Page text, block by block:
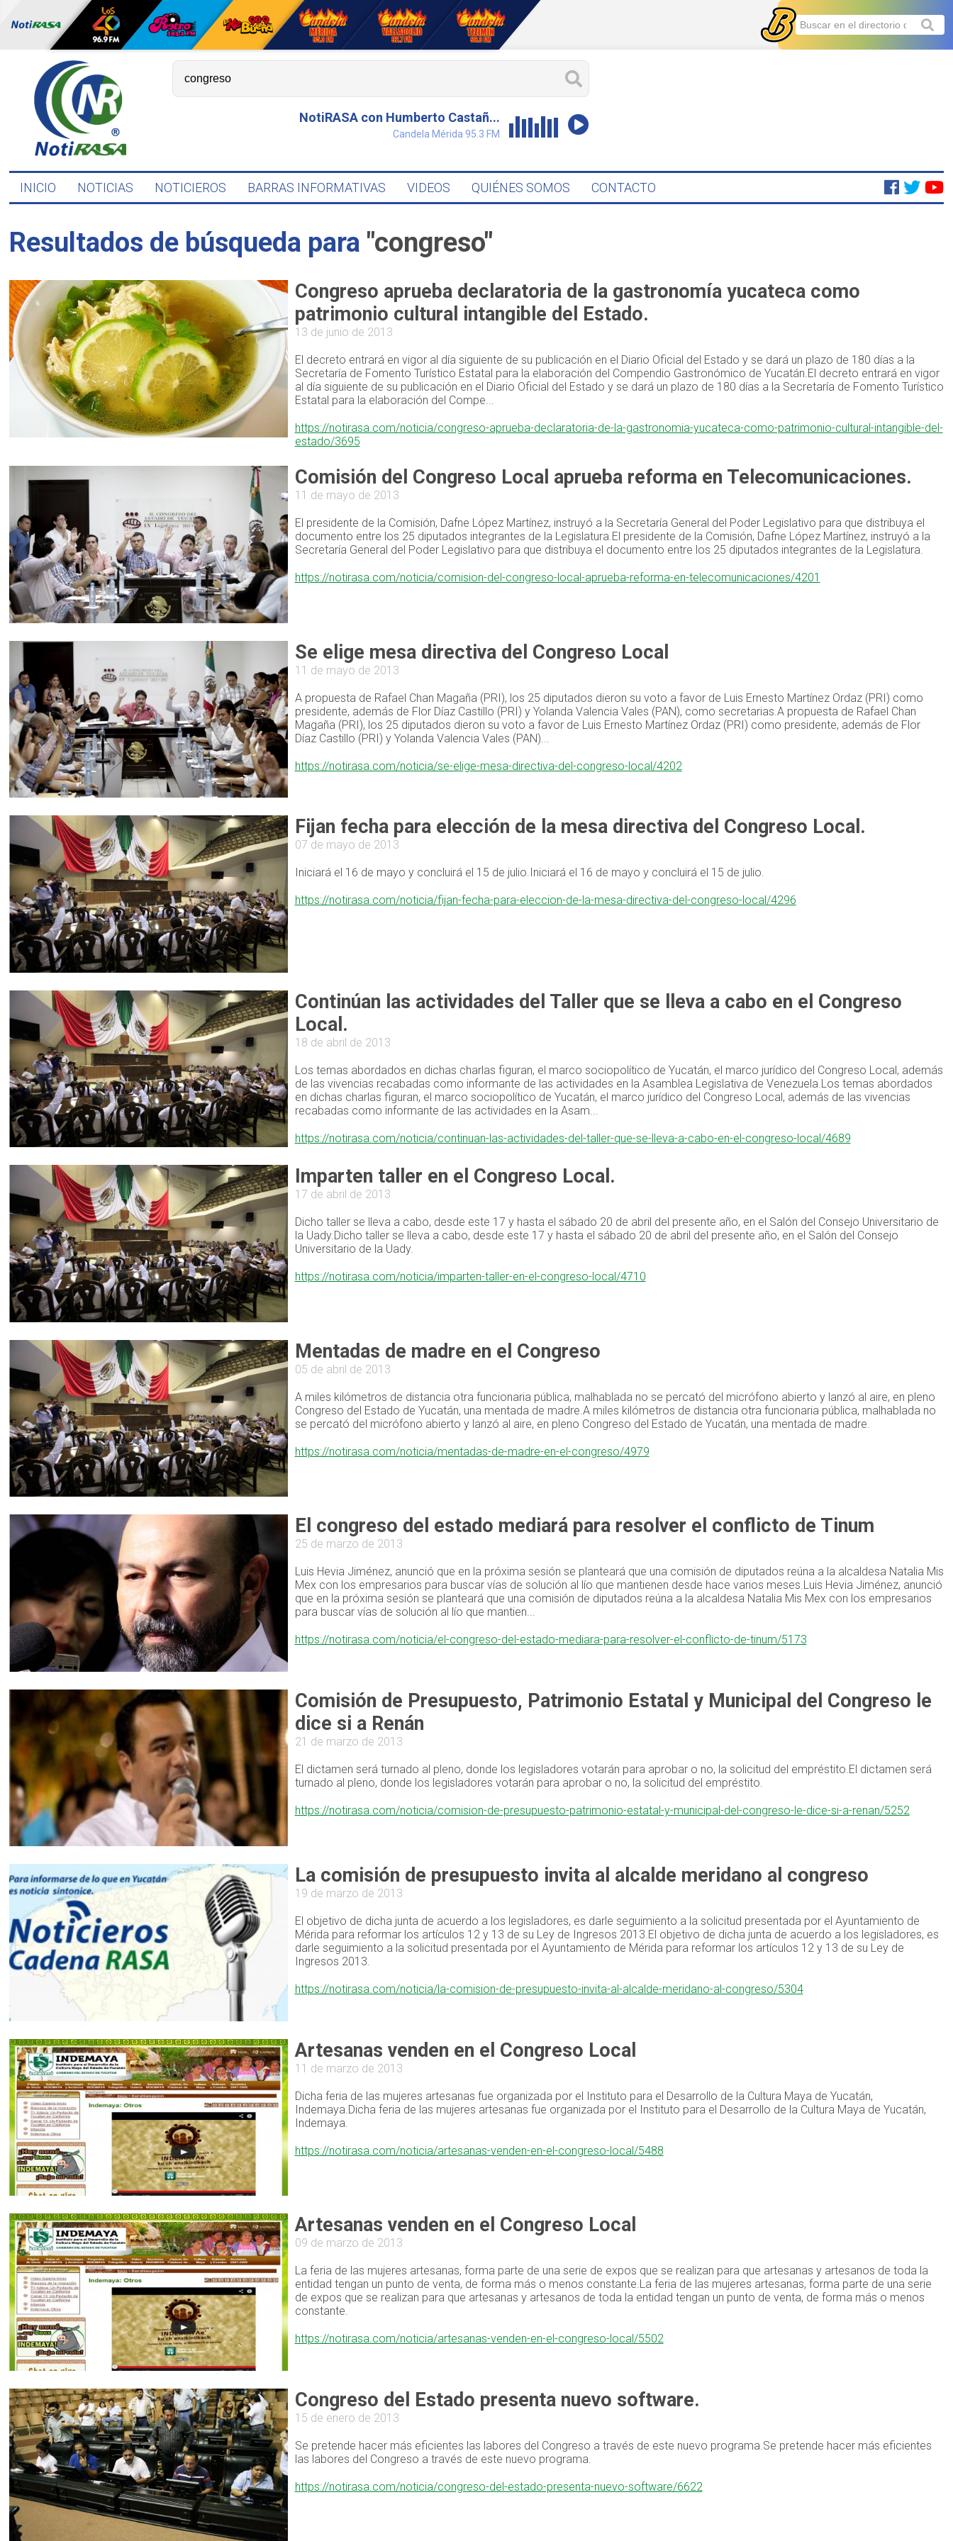
NotiRASA con Humberto Castañ...
Candela Mérida 95.3 FM
INICIO NOTICIAS NOTICIEROS BARRAS INFORMATIVAS VIDEOS QUIÉNES SOMOS CONTACTO
Resultados de búsqueda para "congreso"
Congreso aprueba declaratoria de la gastronomía yucateca como
patrimonio cultural intangible del Estado.
13 de junio de 2013
El decreto entrará en vigor al día siguiente de su publicación en el Diario Oficial del Estado y se dará un plazo de 180 días a la
Secretaría de Fomento Turístico Estatal para la elaboración del Compendio Gastronómico de Yucatán.El decreto entrará en vigor
al día siguiente de su publicación en el Diario Oficial del Estado y se dará un plazo de 180 días a la Secretaría de Fomento Turístico
Estatal para la elaboración del Compe...
https://notirasa.com/noticia/congreso-aprueba-declaratoria-de-la-gastronomia-yucateca-como-patrimonio-cultural-intangible-del-
estado/3695
Comisión del Congreso Local aprueba reforma en Telecomunicaciones.
11 de mayo de 2013
El presidente de la Comisión, Dafne López Martínez, instruyó a la Secretaría General del Poder Legislativo para que distribuya el
documento entre los 25 diputados integrantes de la Legislatura.El presidente de la Comisión, Dafne López Martínez, instruyó a la
Secretaría General del Poder Legislativo para que distribuya el documento entre los 25 diputados integrantes de la Legislatura.
https://notirasa.com/noticia/comision-del-congreso-local-aprueba-reforma-en-telecomunicaciones/4201
Se elige mesa directiva del Congreso Local
11 de mayo de 2013
A propuesta de Rafael Chan Magaña (PRI), los 25 diputados dieron su voto a favor de Luis Ernesto Martínez Ordaz (PRI) como
presidente, además de Flor Díaz Castillo (PRI) y Yolanda Valencia Vales (PAN), como secretarias.A propuesta de Rafael Chan
Magaña (PRI), los 25 diputados dieron su voto a favor de Luis Ernesto Martínez Ordaz (PRI) como presidente, además de Flor
Díaz Castillo (PRI) y Yolanda Valencia Vales (PAN)...
https://notirasa.com/noticia/se-elige-mesa-directiva-del-congreso-local/4202
Fijan fecha para elección de la mesa directiva del Congreso Local.
07 de mayo de 2013
Iniciará el 16 de mayo y concluirá el 15 de julio.Iniciará el 16 de mayo y concluirá el 15 de julio.
https://notirasa.com/noticia/fijan-fecha-para-eleccion-de-la-mesa-directiva-del-congreso-local/4296
Continúan las actividades del Taller que se lleva a cabo en el Congreso
Local.
18 de abril de 2013
Los temas abordados en dichas charlas figuran, el marco sociopolítico de Yucatán, el marco jurídico del Congreso Local, además
de las vivencias recabadas como informante de las actividades en la Asamblea Legislativa de Venezuela.Los temas abordados
en dichas charlas figuran, el marco sociopolítico de Yucatán, el marco jurídico del Congreso Local, además de las vivencias
recabadas como informante de las actividades en la Asam...
https://notirasa.com/noticia/continuan-las-actividades-del-taller-que-se-lleva-a-cabo-en-el-congreso-local/4689
Imparten taller en el Congreso Local.
17 de abril de 2013
Dicho taller se lleva a cabo, desde este 17 y hasta el sábado 20 de abril del presente año, en el Salón del Consejo Universitario de
la Uady.Dicho taller se lleva a cabo, desde este 17 y hasta el sábado 20 de abril del presente año, en el Salón del Consejo
Universitario de la Uady.
https://notirasa.com/noticia/imparten-taller-en-el-congreso-local/4710
Mentadas de madre en el Congreso
05 de abril de 2013
A miles kilómetros de distancia otra funcionaria pública, malhablada no se percató del micrófono abierto y lanzó al aire, en pleno
Congreso del Estado de Yucatán, una mentada de madre.A miles kilómetros de distancia otra funcionaria pública, malhablada no
se percató del micrófono abierto y lanzó al aire, en pleno Congreso del Estado de Yucatán, una mentada de madre.
https://notirasa.com/noticia/mentadas-de-madre-en-el-congreso/4979
El congreso del estado mediará para resolver el conflicto de Tinum
25 de marzo de 2013
Luis Hevia Jiménez, anunció que en la próxima sesión se planteará que una comisión de diputados reúna a la alcaldesa Natalia Mis
Mex con los empresarios para buscar vías de solución al lío que mantienen desde hace varios meses.Luis Hevia Jiménez, anunció
que en la próxima sesión se planteará que una comisión de diputados reúna a la alcaldesa Natalia Mis Mex con los empresarios
para buscar vías de solución al lío que mantien...
https://notirasa.com/noticia/el-congreso-del-estado-mediara-para-resolver-el-conflicto-de-tinum/5173
Comisión de Presupuesto, Patrimonio Estatal y Municipal del Congreso le
dice si a Renán
21 de marzo de 2013
El dictamen será turnado al pleno, donde los legisladores votarán para aprobar o no, la solicitud del empréstito.El dictamen será
turnado al pleno, donde los legisladores votarán para aprobar o no, la solicitud del empréstito.
https://notirasa.com/noticia/comision-de-presupuesto-patrimonio-estatal-y-municipal-del-congreso-le-dice-si-a-renan/5252
La comisión de presupuesto invita al alcalde meridano al congreso
19 de marzo de 2013
El objetivo de dicha junta de acuerdo a los legisladores, es darle seguimiento a la solicitud presentada por el Ayuntamiento de
Mérida para reformar los artículos 12 y 13 de su Ley de Ingresos 2013.El objetivo de dicha junta de acuerdo a los legisladores, es
darle seguimiento a la solicitud presentada por el Ayuntamiento de Mérida para reformar los artículos 12 y 13 de su Ley de
Ingresos 2013.
https://notirasa.com/noticia/la-comision-de-presupuesto-invita-al-alcalde-meridano-al-congreso/5304
Artesanas venden en el Congreso Local
11 de marzo de 2013
Dicha feria de las mujeres artesanas fue organizada por el Instituto para el Desarrollo de la Cultura Maya de Yucatán,
Indemaya.Dicha feria de las mujeres artesanas fue organizada por el Instituto para el Desarrollo de la Cultura Maya de Yucatán,
Indemaya.
https://notirasa.com/noticia/artesanas-venden-en-el-congreso-local/5488
Artesanas venden en el Congreso Local
09 de marzo de 2013
La feria de las mujeres artesanas, forma parte de una serie de expos que se realizan para que artesanas y artesanos de toda la
entidad tengan un punto de venta, de forma más o menos constante.La feria de las mujeres artesanas, forma parte de una serie
de expos que se realizan para que artesanas y artesanos de toda la entidad tengan un punto de venta, de forma más o menos
constante.
https://notirasa.com/noticia/artesanas-venden-en-el-congreso-local/5502
Congreso del Estado presenta nuevo software.
15 de enero de 2013
Se pretende hacer más eficientes las labores del Congreso a través de este nuevo programa.Se pretende hacer más eficientes
las labores del Congreso a través de este nuevo programa.
https://notirasa.com/noticia/congreso-del-estado-presenta-nuevo-software/6622